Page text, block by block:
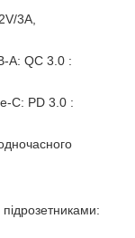
3A,
A: QC 3.0 :
C: PD 3.0 :